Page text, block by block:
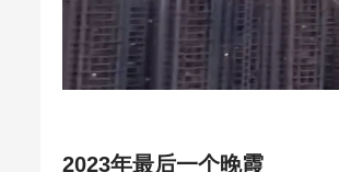
2023年最后一个晚霞